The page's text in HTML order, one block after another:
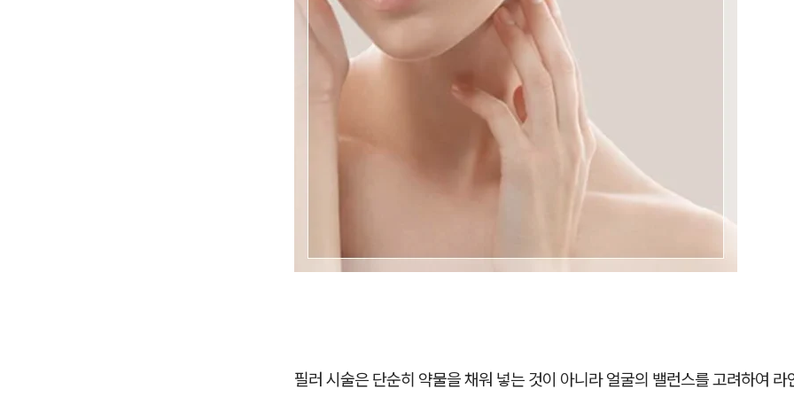
필러 시술은 단순히 약물을 채워 넣는 것이 아니라 얼굴의 밸런스를 고려하여 라